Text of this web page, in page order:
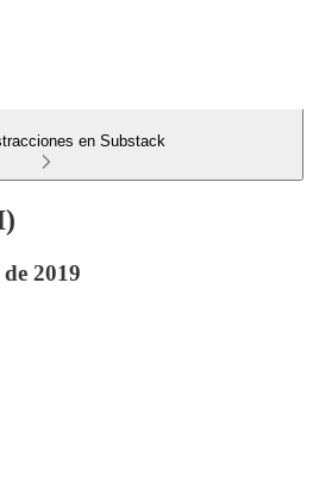
en Substack
2019